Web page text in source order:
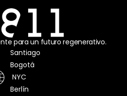
para un futuro regenerativo.
Santiago
Bogotá
NYC
Berlín